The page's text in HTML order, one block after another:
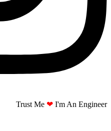
Trust Me ❤ I'm An Engineer​​